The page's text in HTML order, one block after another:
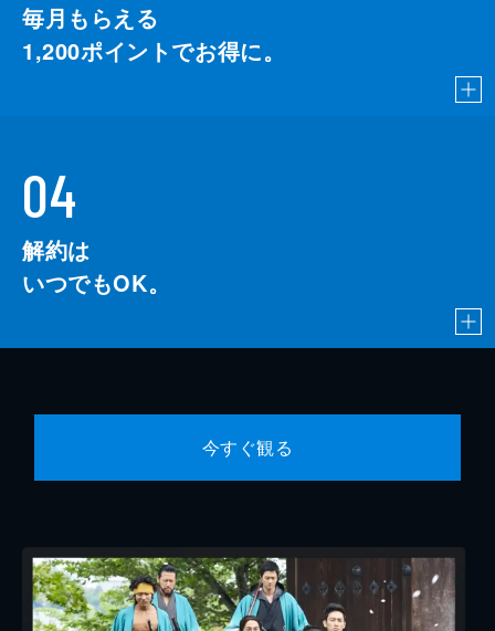
毎月もらえる
1,200ポイントでお得に。
04
解約は
いつでもOK。
今すぐ観る